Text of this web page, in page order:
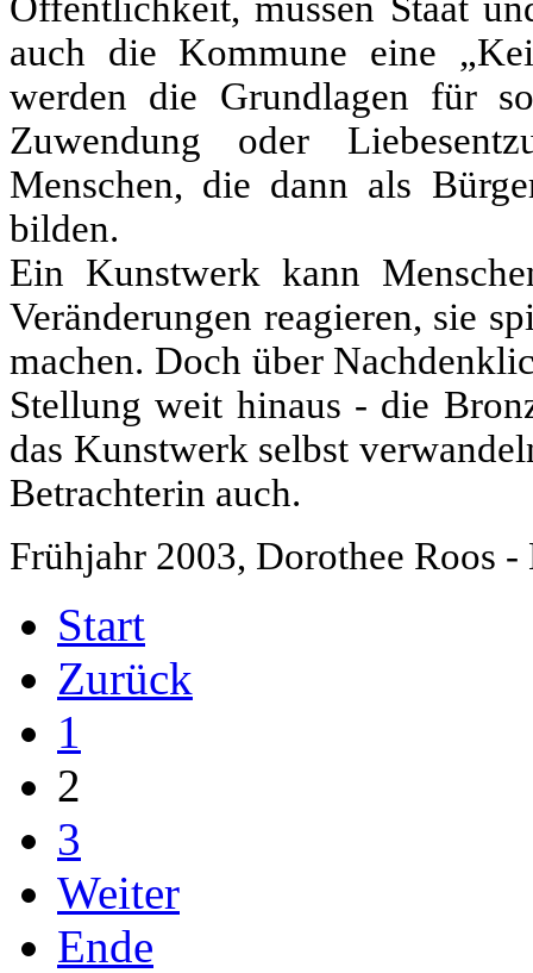
auch die Kommune eine
werden die Grundlagen für
Zuwendung oder
Menschen, die dann als
bilden.
Ein Kunstwerk kann
Veränderungen reagieren, sie
machen. Doch über
Stellung weit hinaus - die
das Kunstwerk selbst
Betrachterin auch.
Frühjahr 2003, Dorothee Roos -
Start
Zurück
1
2
3
Weiter
Ende